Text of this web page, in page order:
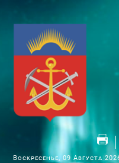
Воскресенье, 09 Августа